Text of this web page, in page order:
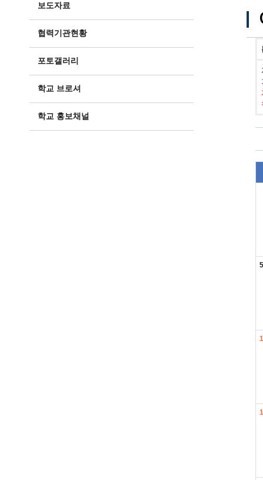
보도자료
협력기관현황
포토갤러리
학교 브로셔
학교 홍보채널
5